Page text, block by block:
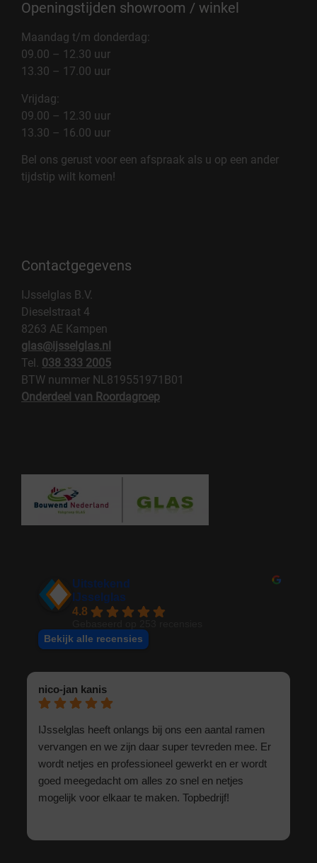
Openingstijden showroom / winkel
Maandag t/m donderdag:
09.00 – 12.30 uur
13.30 – 17.00 uur
Vrijdag:
09.00 – 12.30 uur
13.30 – 16.00 uur
Bel ons gerust voor een afspraak als u op een ander
tijdstip wilt komen!
Contactgegevens
IJsselglas B.V.
Dieselstraat 4
8263 AE Kampen
glas@ijsselglas.nl
Tel. 038 333 2005
BTW nummer NL819551971B01
Onderdeel van Roordagroep
Uitstekend
IJsselglas
4.8
Bekijk alle recensies
nico-jan kanis
IJsselglas heeft onlangs bij ons een aantal ramen
vervangen en we zijn daar super tevreden mee. Er
wordt netjes en professioneel gewerkt en er wordt
goed meegedacht om alles zo snel en netjes
mogelijk voor elkaar te maken. Topbedrijf!